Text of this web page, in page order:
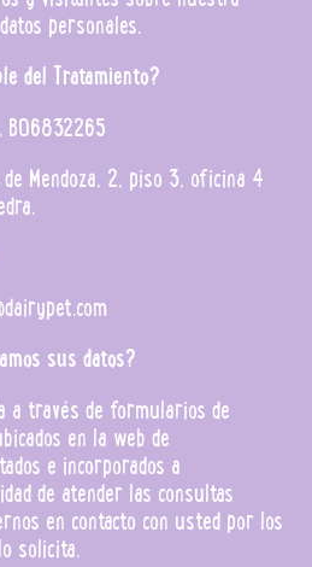
personales.
del Tratamiento?
B06832265
de Mendoza, 2, piso 3, oficina 4
sus datos?
a través de formularios de
en la web de
e incorporados a
de atender las consultas
en contacto con usted por los
solicita.